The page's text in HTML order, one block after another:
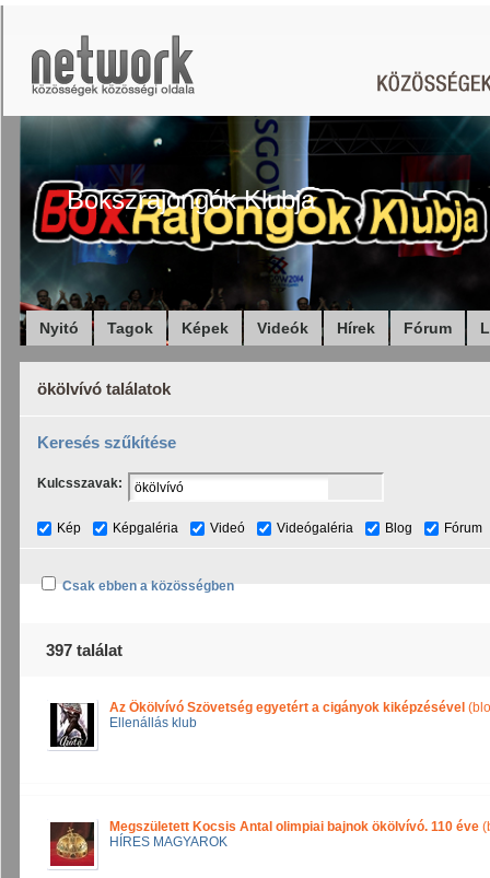
Bokszrajongók Klubja
Nyitó Tagok Képek Videók Hírek Fórum
ökölvívó találatok
Keresés szűkítése
Kulcsszavak:
Kép Képgaléria Videó Videógaléria Blog Fórum
Csak ebben a közösségben
397 találat
Az Ökölvívó Szövetség egyetért a cigányok kiképzésével
Ellenállás klub
Megszületett Kocsis Antal olimpiai bajnok ökölvívó. 110 éve
HÍRES MAGYAROK